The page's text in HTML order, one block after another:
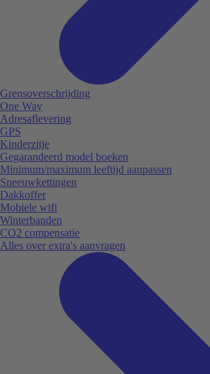
Grensoverschrijding
One Way
Adresaflevering
GPS
Kinderzitje
Gegarandeerd model boeken
Minimum/maximum leeftijd aanpassen
Sneeuwkettingen
Dakkoffer
Mobiele wifi
Winterbanden
CO2 compensatie
Alles over extra's aanvragen